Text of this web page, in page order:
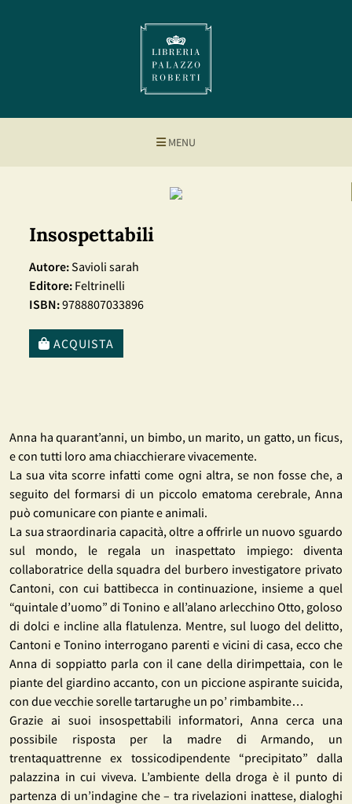
MENU
Insospettabili
Autore:Savioli sarah
Editore: Feltrinelli
ISBN:9788807033896
ACQUISTA
Anna ha quarant’anni, un bimbo, un marito, un gatto, un ficus,
e con tutti loro ama chiacchierare vivacemente.
La sua vita scorre infatti come ogni altra, se non fosse che, a
seguito del formarsi di un piccolo ematoma cerebrale, Anna
può comunicare con piante e animali.
La sua straordinaria capacità, oltre a offrirle un nuovo sguardo
sul mondo, le regala un inaspettato impiego: diventa
collaboratrice della squadra del burbero investigatore privato
Cantoni, con cui battibecca in continuazione, insieme a quel
“quintale d’uomo” di Tonino e all’alano arlecchino Otto, goloso
di dolci e incline alla flatulenza. Mentre, sul luogo del delitto,
Cantoni e Tonino interrogano parenti e vicini di casa, ecco che
Anna di soppiatto parla con il cane della dirimpettaia, con le
piante del giardino accanto, con un piccione aspirante suicida,
con due vecchie sorelle tartarughe un po’ rimbambite…
Grazie ai suoi insospettabili informatori, Anna cerca una
possibile risposta per la madre di Armando, un
trentaquattrenne ex tossicodipendente “precipitato” dalla
palazzina in cui viveva. L’ambiente della droga è il punto di
partenza di un’indagine che – tra rivelazioni inattese, dialoghi